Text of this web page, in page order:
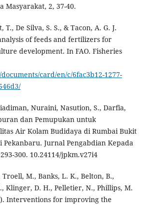
Masyarakat, 2, 37-40.
T., De Silva, S. S., & Tacon, A. G. J.
of feeds and fertilizers for
development. In FAO. Fisheries
card/en/c/6fac3b12-1277-
Nuraini, Nasution, S., Darfia,
dan Pemupukan untuk
Air Kolam Budidaya di Rumbai Bukit
Pekanbaru. Jurnal Pengabdian Kepada
300. 10.24114/jpkm.v27i4
Troell, M., Banks, L. K., Belton, B.,
Klinger, D. H., Pelletier, N., Phillips, M.
Interventions for improving the